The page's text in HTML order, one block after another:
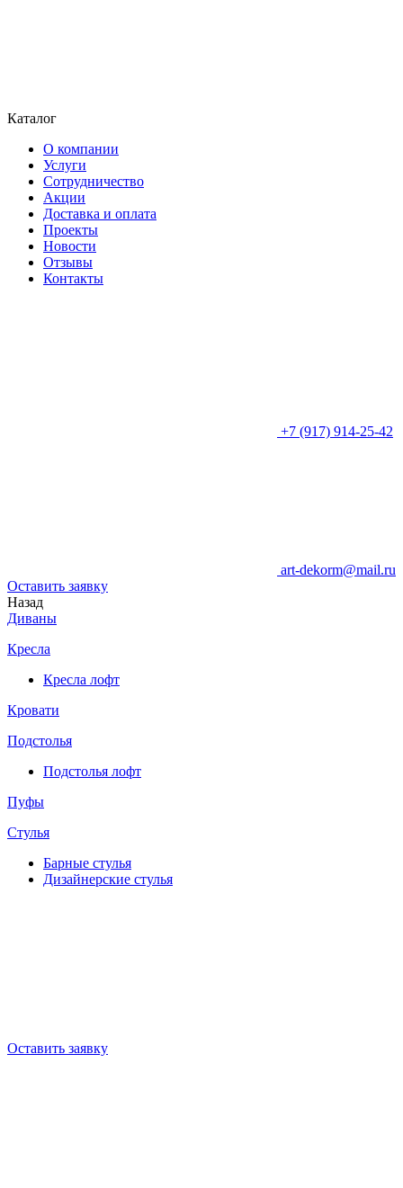
Каталог
О компании
Услуги
Сотрудничество
Акции
Доставка и оплата
Проекты
Новости
Отзывы
Контакты
+7 (917) 914-25-42
art-dekorm@mail.ru
Оставить заявку
Назад
Диваны
Кресла
Кресла лофт
Кровати
Подстолья
Подстолья лофт
Пуфы
Стулья
Барные cтулья
Дизайнерские cтулья
Оставить заявку